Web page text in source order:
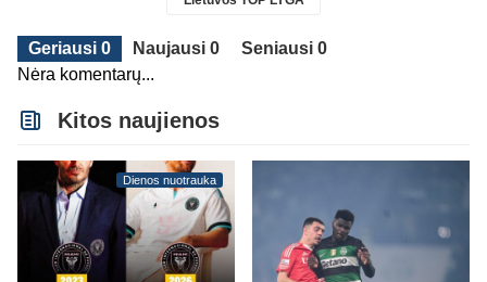
Geriausi 0 Naujausi 0
Seniausi 0
Nėra komentarų...
Kitos naujienos
Dienos nuotrauka